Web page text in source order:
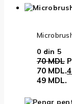
0 din 5
70MDL
70 MDL.
49 MDL.